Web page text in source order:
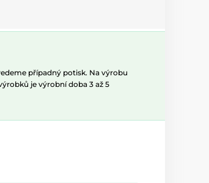
případný potisk. Na výrobu
je výrobní doba 3 až 5